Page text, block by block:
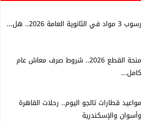
رسوب 3 مواد في الثانوية العامة 2026.. هل...
منحة القطع 2026.. شروط صرف معاش عام
كامل...
مواعيد قطارات تالجو اليوم.. رحلات القاهرة
وأسوان والإسكندرية